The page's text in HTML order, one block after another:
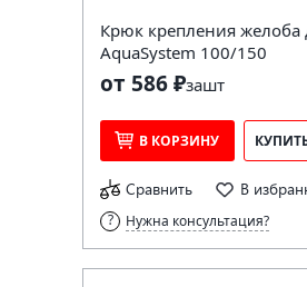
Крюк крепления
AquaSystem 100/150
от 586 ₽зашт
В КОРЗИНУ
Сравнить В
Нужна консультация?